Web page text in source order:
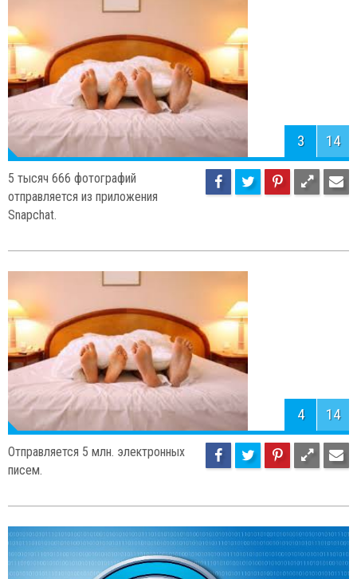
3 14
5 тысяч 666 фотографий
отправляется из приложения
Snapchat.
4 14
Отправляется 5 млн. электронных
писем.